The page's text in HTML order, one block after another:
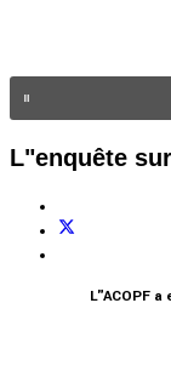
L"enquête
L"ACOPF